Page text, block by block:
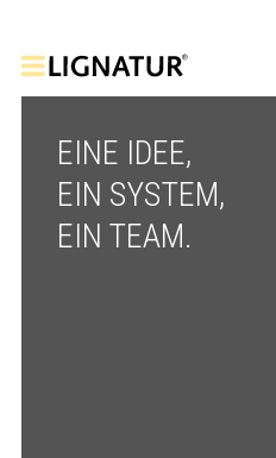
EINE IDEE,
EIN SYSTEM,
EIN TEAM.